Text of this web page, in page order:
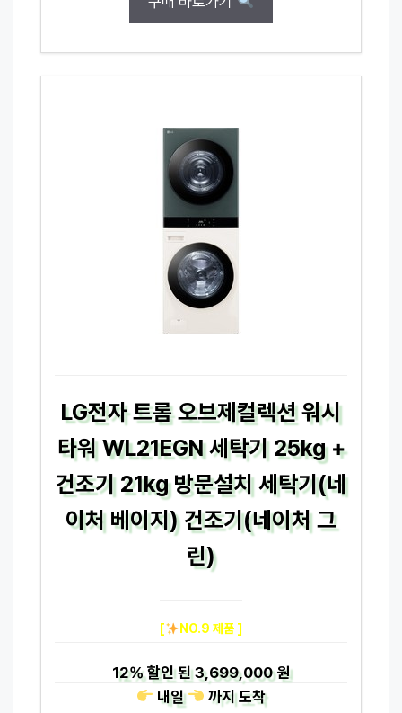
LG전자 트롬 오브제컬렉션 워시
타워 WL21EGN 세탁기 25kg +
건조기 21kg 방문설치 세탁기(네
이처 베이지) 건조기(네이처 그
린)
[ NO.9 제품 ]
12%할인 된3,699,000 원
내일
까지도착